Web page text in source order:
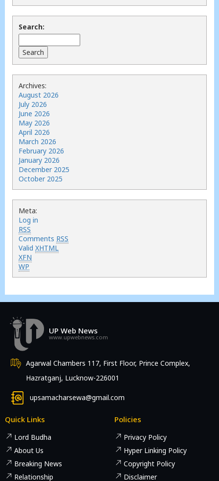
Search:
Archives:
August 2026
July 2026
June 2026
May 2026
April 2026
March 2026
February 2026
January 2026
December 2025
October 2025
Meta:
Log in
RSS
Comments RSS
Valid XHTML
XFN
WP
UP Web News
www.upwebnews.com
Agarwal Chambers 117, First Floor, Prince Complex,
Hazratganj, Lucknow-226001
upsamacharsewa@gmail.com
Quick Links
Lord Budha
About Us
Breaking News
Relationship
Policies
Privacy Policy
Hyper Linking Policy
Copyright Policy
Disclaimer